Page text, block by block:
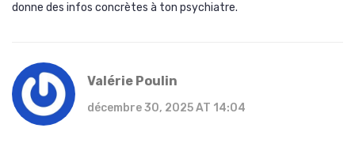
donne des infos concrètes à ton psychiatre.
Valérie Poulin
décembre 30, 2025 AT 14:04